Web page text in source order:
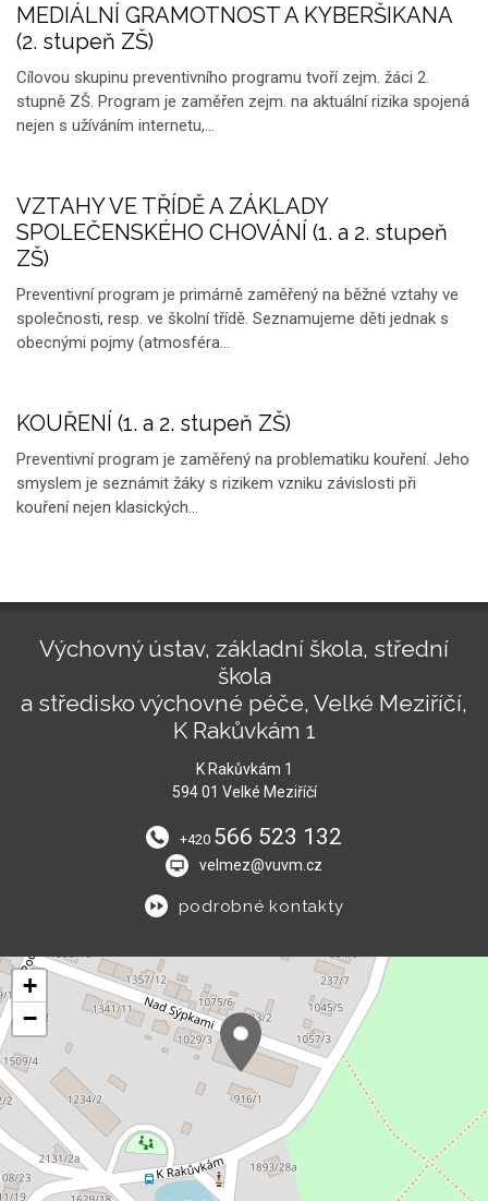
MEDIÁLNÍ GRAMOTNOST A KYBERŠIKANA
(2. stupeň ZŠ)
Cílovou skupinu preventivního programu tvoří zejm. žáci 2.
stupně ZŠ. Program je zaměřen zejm. na aktuální rizika spojená
nejen s užíváním internetu,…
VZTAHY VE TŘÍDĚ A ZÁKLADY
SPOLEČENSKÉHO CHOVÁNÍ (1. a 2. stupeň
ZŠ)
Preventivní program je primárně zaměřený na běžné vztahy ve
společnosti, resp. ve školní třídě. Seznamujeme děti jednak s
obecnými pojmy (atmosféra…
KOUŘENÍ (1. a 2. stupeň ZŠ)
Preventivní program je zaměřený na problematiku kouření. Jeho
smyslem je seznámit žáky s rizikem vzniku závislosti při
kouření nejen klasických…
Výchovný ústav, základní škola, střední
škola
a středisko výchovné péče, Velké Meziříčí,
K Rakůvkám 1
K Rakůvkám 1
594 01 Velké Meziříčí
+420 566 523 132
velmez@vuvm.cz
podrobné kontakty
+
−